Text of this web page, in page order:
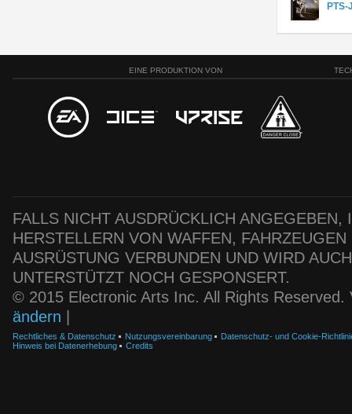
EINE PRODUKTION VON
FALLS NICHT AUSDRÜCKLICH
HERSTELLERN VON WAFFEN,
AUSRÜSTUNG VERBUNDEN UND WIRD
UNTERSTÜTZT NOCH GESPONSERT.
© 2015 Electronic Arts Inc. All Rights
ändern
Rechtliches & Datenschutz Nutzungsvereinbarung
Datenschutz- und Cookie-
Hinweis bei Datenerhebung
Credits